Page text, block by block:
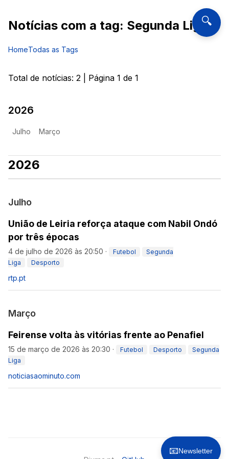
🔍
Notícias com a tag: Segunda Liga
HomeTodas as Tags
Total de notícias: 2 | Página 1 de 1
2026
Julho Março
2026
Julho
União de Leiria reforça ataque com Nabil Ondó
por três épocas
4 de julho de 2026 às 20:50 · Futebol
Segunda
Liga
Desporto
rtp.pt
Março
Feirense volta às vitórias frente ao Penafiel
15 de março de 2026 às 20:30 · Futebol Desporto
Segunda
Liga
noticiasaominuto.com
📧Newsletter